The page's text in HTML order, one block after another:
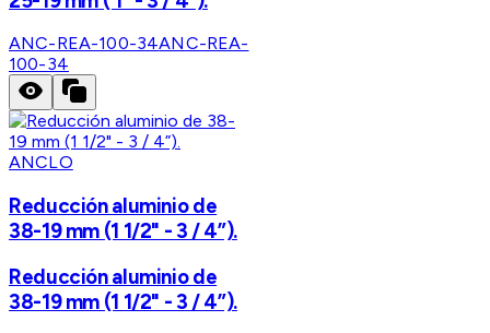
ANC-REA-100-34ANC-REA-
100-34
ANCLO
Reducción aluminio de
38-19 mm (1 1/2" - 3 / 4”).
Reducción aluminio de
38-19 mm (1 1/2" - 3 / 4”).